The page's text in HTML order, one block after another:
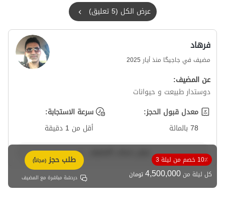
عرض الكل (5 تعليق)
فرهاد
مضيف في جاجیگا منذ أيار 2025
عن المضيف:
دوستدار طبیعت و حیوانات
معدل قبول الحجز:
78 بالمائة
سرعة الاستجابة:
أقل من 1 دقيقة
10٪ خصم من ليلة 3
كل ليلة من4,500,000تومان
طلب حجز (مجاناً)
دردشة مباشرة مع المضيف